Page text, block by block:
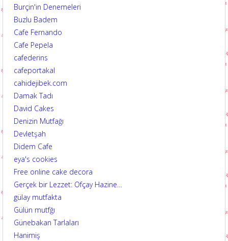
Burçin'in Denemeleri
Buzlu Badem
Cafe Fernando
Cafe Pepela
cafederins
cafeportakal
cahidejibek.com
Damak Tadı
David Cakes
Denizin Mutfağı
Devletşah
Didem Cafe
eya's cookies
Free online cake decora
Gerçek bir Lezzet: Ofçay Hazine…
gülay mutfakta
Gülün mutfğı
Günebakan Tarlaları
Hanimiş